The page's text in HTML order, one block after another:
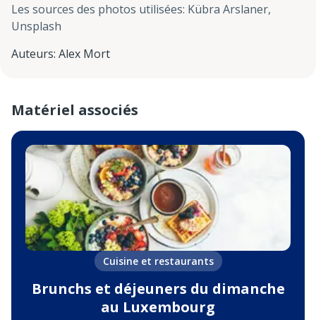
Les sources des photos utilisées: Kübra Arslaner,
Unsplash
Auteurs: Alex Mort
Matériel associés
Cuisine et restaurants
Brunchs et déjeuners du dimanche
au Luxembourg